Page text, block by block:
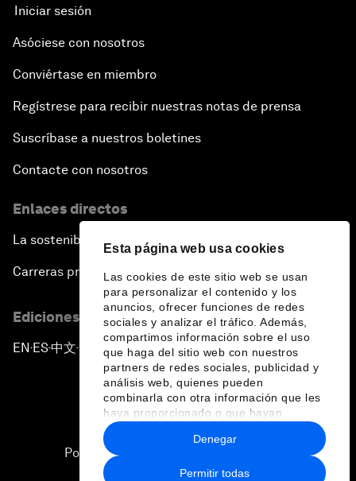
Esta página web usa cookies
Las cookies de este sitio web se usan
para personalizar el contenido y los
anuncios, ofrecer funciones de redes
sociales y analizar el tráfico. Además,
compartimos información sobre el uso
que haga del sitio web con nuestros
partners de redes sociales, publicidad y
análisis web, quienes pueden
combinarla con otra información que les
haya proporcionado o que hayan
recopilado a partir del uso que haya
hecho de sus servicios.
Permitir todas
Denegar
Iniciar sesión
Asóciese con nosotros
Conviértase en miembro
Regístrese para recibir nuestras notas de prensa
Suscríbase a nuestros boletines
Contacte con nosotros
Enlaces directos
La sostenibilidad en el Foro
Carreras profesionales
Ediciones en otros idiomas
EN ▪ ES▪中文▪ 日本語
Política de privacidad y normas de uso